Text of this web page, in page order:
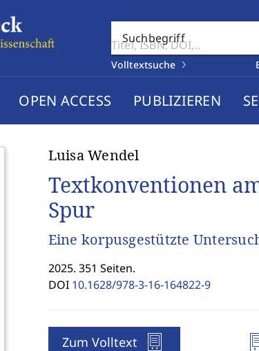
Suchbegriff
Volltextsuche
OPEN ACCESS PUBLIZIEREN
Luisa Wendel
Textkonventionen
Spur
Eine korpusgestützte
2025. 351 Seiten.
DOI 10.1628/978-3-16-164822-9
Zum Volltext